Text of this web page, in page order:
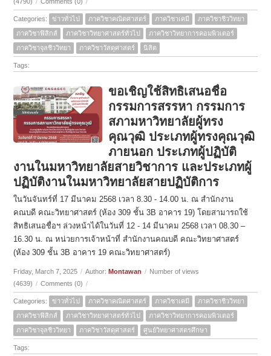
Categories: ข่าวทั่วไป ภาควิชาคณิตศาสตร์ ภาควิชาเคมี
ภาควิชาชีววิทยา
ภาควิชาฟิสิกส์
ภาควิชาวิทยาศาสตร์ทั่วไป
ภาควิชาวิทยาการคอมพิวเตอร์
ภาควิชาจุลชีววิทยา
ภาควิชาวัสดุศาสตร์ นิสิต
Tags:
ขอเชิญใช้สิทธิเสนอชื่อ
กรรมการสรรหา กรรมการ
สภามหาวิทยาลัยผู้ทรง
คุณวุฒิ ประเภทผู้ทรงคุณวุฒิ
ภายนอก ประเภทผู้ปฏิบัติ
งานในมหาวิทยาลัยสายวิชาการ และประเภทผู้
ปฏิบัติงานในมหาวิทยาลัยสายปฏิบัติการ
ในวันจันทร์ที่ 17 มีนาคม 2568 เวลา 8.30 - 14.00 น. ณ สำนักงาน
คณบดี คณะวิทยาศาสตร์ (ห้อง 309 ชั้น 3B อาคาร 19) โดยสามารถใช้
สิทธิเสนอชื่อฯ ล่วงหน้าได้ในวันที่ 12 - 14 มีนาคม 2568 เวลา 08.30 –
16.30 น. ณ หน่วยการเจ้าหน้าที่ สำนักงานคณบดี คณะวิทยาศาสตร์
(ห้อง 309 ชั้น 3B อาคาร 19 คณะวิทยาศาสตร์)
Friday, March 7, 2025 / Author:Montawan / Number of views
(4639) / Comments (0) /
Categories: ข่าวทั่วไป ภาควิชาคณิตศาสตร์ ภาควิชาเคมี
ภาควิชาชีววิทยา
ภาควิชาฟิสิกส์
ภาควิชาวิทยาศาสตร์ทั่วไป
ภาควิชาวิทยาการคอมพิวเตอร์
ภาควิชาจุลชีววิทยา
ภาควิชาวัสดุศาสตร์ ศูนย์วิทยาศาสตรศึกษา
Tags: